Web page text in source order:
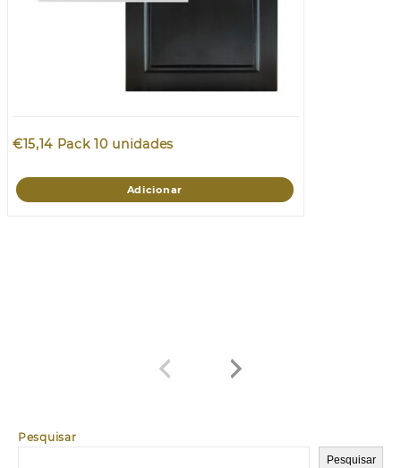
Pesquisar
Pesquisar
€15,14 Pack 10 unidades
Adicionar